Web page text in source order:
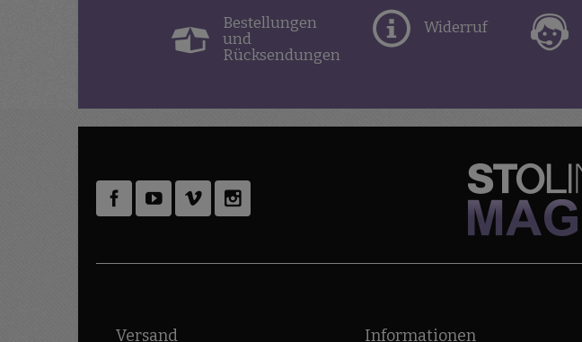
Bestellungen
und
Rücksendungen
Widerruf
Versand Informationen